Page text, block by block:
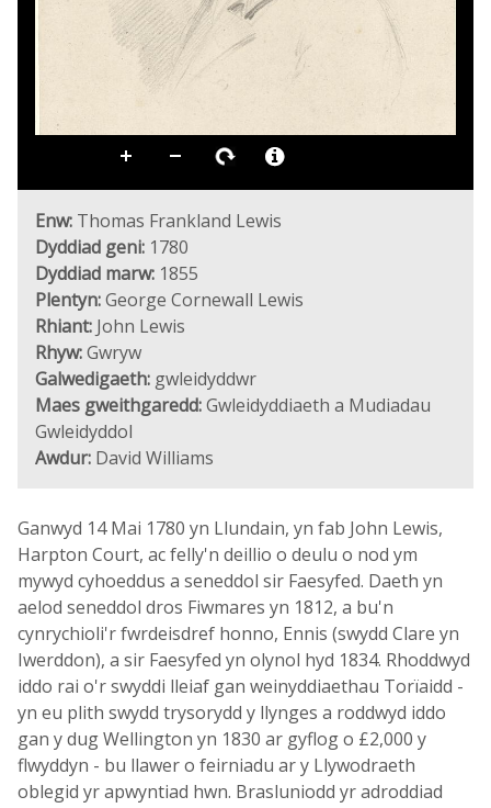
Enw: Thomas Frankland Lewis
Dyddiad geni: 1780
Dyddiad marw: 1855
Plentyn:George Cornewall Lewis
Rhiant: John Lewis
Rhyw:Gwryw
Galwedigaeth: gwleidyddwr
Maes gweithgaredd:Gwleidyddiaeth a Mudiadau
Gwleidyddol
Awdur: David Williams
Ganwyd 14 Mai 1780 yn Llundain, yn fab John Lewis,
Harpton Court, ac felly'n deillio o deulu o nod ym
mywyd cyhoeddus a seneddol sir Faesyfed. Daeth yn
aelod seneddol dros Fiwmares yn 1812, a bu'n
cynrychioli'r fwrdeisdref honno, Ennis (swydd Clare yn
Iwerddon), a sir Faesyfed yn olynol hyd 1834. Rhoddwyd
iddo rai o'r swyddi lleiaf gan weinyddiaethau Torïaidd -
yn eu plith swydd trysorydd y llynges a roddwyd iddo
gan y dug Wellington yn 1830 ar gyflog o £2,000 y
flwyddyn - bu llawer o feirniadu ar y Llywodraeth
oblegid yr apwyntiad hwn. Brasluniodd yr adroddiad